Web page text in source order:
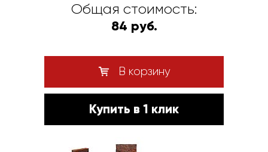
Общая стоимость:
84 руб.
В корзину
Купить в 1 клик